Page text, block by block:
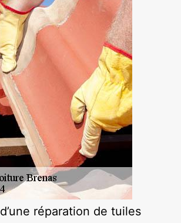
réparation de tuiles